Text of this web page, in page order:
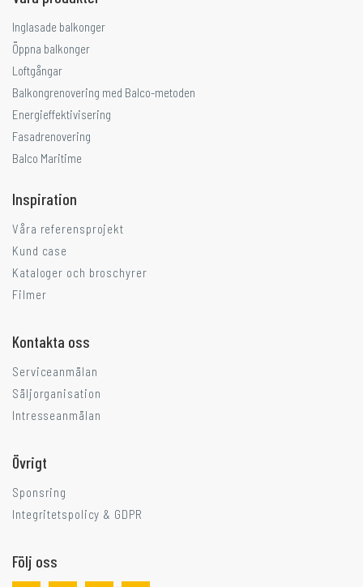
Inglasade balkonger
Öppna balkonger
Loftgångar
Balkongrenovering med Balco-metoden
Energieffektivisering
Fasadrenovering
Balco Maritime
Inspiration
Våra referensprojekt
Kund case
Kataloger och broschyrer
Filmer
Kontakta oss
Serviceanmälan
Säljorganisation
Intresseanmälan
Övrigt
Sponsring
Integritetspolicy & GDPR
Följ oss